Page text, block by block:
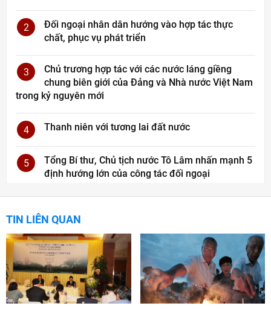
2
Đối ngoại nhân dân hướng vào hợp tác thực
chất, phục vụ phát triển
3
Chủ trương hợp tác với các nước láng giềng
chung biên giới của Đảng và Nhà nước Việt Nam
trong kỷ nguyên mới
4 Thanh niên với tương lai đất nước
5
Tổng Bí thư, Chủ tịch nước Tô Lâm nhấn mạnh 5
định hướng lớn của công tác đối ngoại
TIN LIÊN QUAN